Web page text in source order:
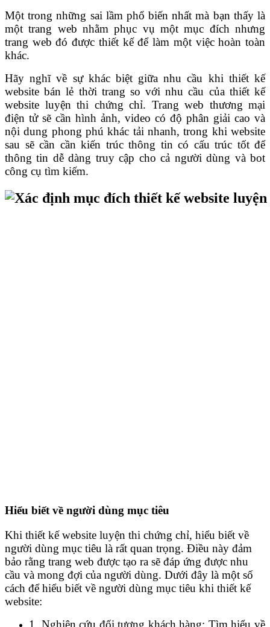
Một trong những sai lầm phổ biến nhất mà bạn thấy là
một trang web nhằm phục vụ một mục đích nhưng
trang web đó được thiết kế để làm một việc hoàn toàn
khác.
Hãy nghĩ về sự khác biệt giữa nhu cầu khi thiết kế
website bán lẻ thời trang so với nhu cầu của thiết kế
website luyện thi chứng chỉ. Trang web thương mại
điện tử sẽ cần hình ảnh, video có độ phân giải cao và
nội dung phong phú khác tải nhanh, trong khi website
sau sẽ cần cần kiến ​​trúc thông tin có cấu trúc tốt để
thông tin dễ dàng truy cập cho cả người dùng và bot
công cụ tìm kiếm.
Hiểu biết về người dùng mục tiêu
Khi thiết kế website luyện thi chứng chỉ, hiểu biết về
người dùng mục tiêu là rất quan trọng. Điều này đảm
bảo rằng trang web được tạo ra sẽ đáp ứng được nhu
cầu và mong đợi của người dùng. Dưới đây là một số
cách để hiểu biết về người dùng mục tiêu khi thiết kế
website:
1. Nghiên cứu đối tượng khách hàng: Tìm hiểu về